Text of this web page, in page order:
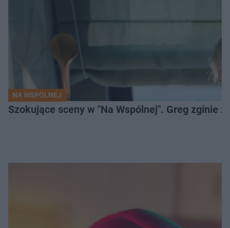
NA WSPÓLNEJ
Szokujące sceny w "Na Wspólnej". Greg zginie z